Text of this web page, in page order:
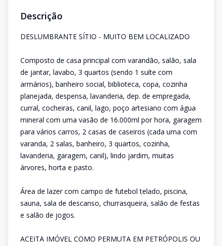
Descrição
DESLUMBRANTE SÍTIO - MUITO BEM LOCALIZADO
Composto de casa principal com varandão, salão, sala
de jantar, lavabo, 3 quartos (sendo 1 suíte com
armários), banheiro social, biblioteca, copa, cozinha
planejada, despensa, lavanderia, dep. de empregada,
curral, cocheiras, canil, lago, poço artesiano com água
mineral com uma vasão de 16.000ml por hora, garagem
para vários carros, 2 casas de caseiros (cada uma com
varanda, 2 salas, banheiro, 3 quartos, cozinha,
lavanderia, garagem, canil), lindo jardim, muitas
árvores, horta e pasto.
Área de lazer com campo de futebol telado, piscina,
sauna, sala de descanso, churrasqueira, salão de festas
e salão de jogos.
ACEITA IMÓVEL COMO PERMUTA EM PETRÓPOLIS OU